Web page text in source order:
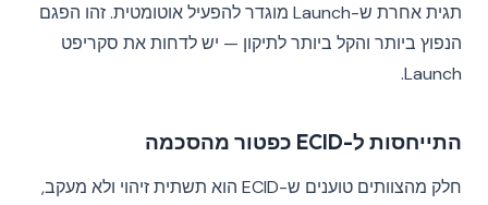
תגית אחרת ש-Launch מוגדר להפעיל אוטומטית. זהו הפגם
הנפוץ ביותר והקל ביותר לתיקון — יש לדחות את סקריפט
Launch.
התייחסות ל-ECID כפטור מהסכמה
חלק מהצוותים טוענים ש-ECID הוא תשתית זיהוי ולא מעקב,